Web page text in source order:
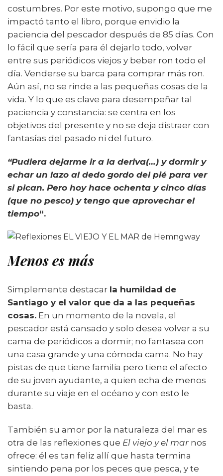
costumbres. Por este motivo, supongo que me
impactó tanto el libro, porque envidio la
paciencia del pescador después de 85 días. Con
lo fácil que sería para él dejarlo todo, volver
entre sus periódicos viejos y beber ron todo el
día. Venderse su barca para comprar más ron.
Aún así, no se rinde a las pequeñas cosas de la
vida. Y lo que es clave para desempeñar tal
paciencia y constancia: se centra en los
objetivos del presente y no se deja distraer con
fantasías del pasado ni del futuro.
“Pudiera dejarme ir a la deriva(…) y dormir y
echar un lazo al dedo gordo del pié para ver
si pican. Pero hoy hace ochenta y cinco días
(que no pesco) y tengo que aprovechar el
tiempo“.
Menos es más
Simplemente destacar la humildad de
Santiago y el valor que da a las pequeñas
cosas. En un momento de la novela, el
pescador está cansado y solo desea volver a su
cama de periódicos a dormir; no fantasea con
una casa grande y una cómoda cama. No hay
pistas de que tiene familia pero tiene el afecto
de su joven ayudante, a quien echa de menos
durante su viaje en el océano y con esto le
basta.
También su amor por la naturaleza del mar es
otra de las reflexiones que El viejo y el mar nos
ofrece: él es tan feliz allí que hasta termina
sintiendo pena por los peces que pesca, y te